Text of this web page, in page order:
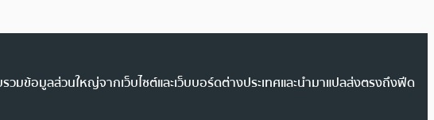
วมข้อมูลส่วนใหญ่จากเว็บไซต์และเว็บบอร์ดต่างประเทศและนำมาแปลส่งตรงถึงฟีด